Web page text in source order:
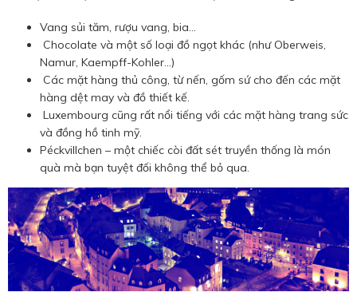
Vang sủi tăm, rượu vang, bia...
Chocolate và một số loại đồ ngọt khác (như Oberweis,
Namur, Kaempff-Kohler...)
Các mặt hàng thủ công, từ nến, gốm sứ cho đến các mặt
hàng dệt may và đồ thiết kế.
Luxembourg cũng rất nổi tiếng với các mặt hàng trang sức
và đồng hồ tinh mỹ.
Péckvillchen – một chiếc còi đất sét truyền thống là món
quà mà bạn tuyệt đối không thể bỏ qua.